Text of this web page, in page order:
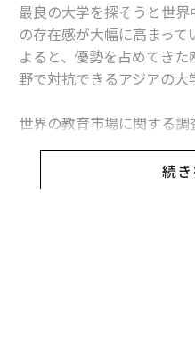
最良の大学を探そうと世
の存在感が大幅に高まっ
よると、優勢を占めてき
野で対抗できるアジアの大
世界の教育市場に関する
「タイムズ・ハイヤー・
10月5日、アジア大学ラン
なる今回、トップとなっ
続